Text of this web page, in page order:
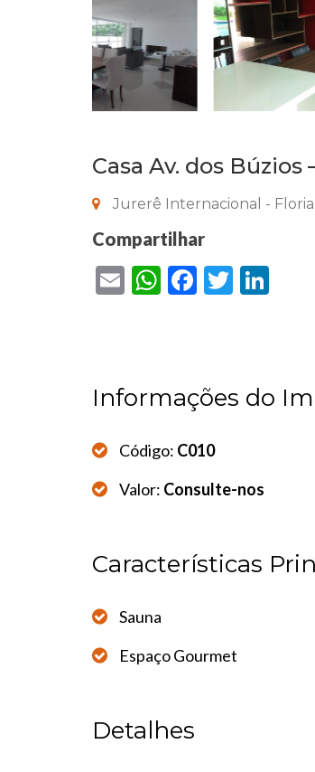
Casa Av. dos
Jurerê Internacional -
Compartilhar
EmailWhatsApp
Facebook
Twitter
Informações do
Código: C010
Valor: Consulte-nos
Características
Sauna
Espaço Gourmet
Detalhes